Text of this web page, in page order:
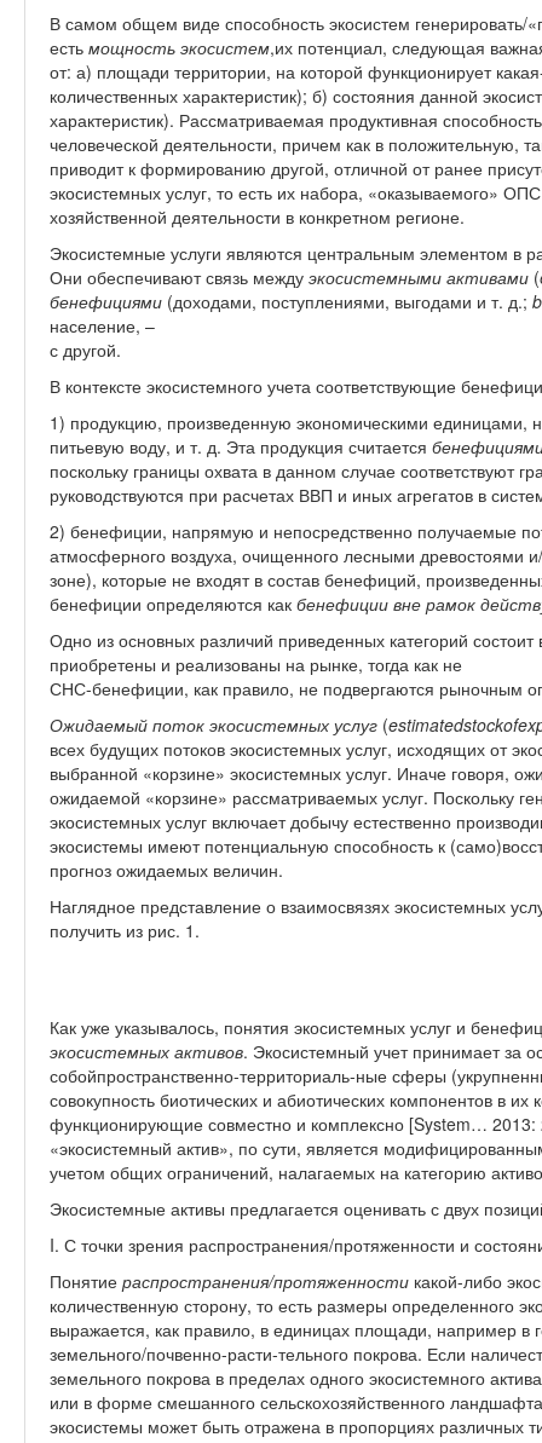
В самом общем виде способность экосистем генерировать/
есть мощность экосистем,их потенциал, следующая
от: а) площади территории, на которой функционирует
количественных характеристик); б) состояния данной
характеристик). Рассматриваемая продуктивная
человеческой деятельности, причем как в положительную,
приводит к формированию другой, отличной от ранее
экосистемных услуг, то есть их набора, «оказываемого»
хозяйственной деятельности в конкретном регионе.
Экосистемные услуги являются центральным элементом в
Они обеспечивают связь между экосистемными активами (
бенефициями (доходами, поступлениями, выгодами и т. д.;
население, –
с другой.
В контексте экосистемного учета соответствующие
1) продукцию, произведенную экономическими единицами,
питьевую воду, и т. д. Эта продукция считается
поскольку границы охвата в данном случае соответствуют
руководствуются при расчетах ВВП и иных агрегатов в
2) бенефиции, напрямую и непосредственно получаемые
атмосферного воздуха, очищенного лесными древостоями
зоне), которые не входят в состав бенефиций,
бенефиции определяются как бенефиции вне рамок
Одно из основных различий приведенных категорий
приобретены и реализованы на рынке, тогда как не
СНС-бенефиции, как правило, не подвергаются рыночным
Ожидаемый поток экосистемных услуг (estimatedstockof
всех будущих потоков экосистемных услуг, исходящих от
выбранной «корзине» экосистемных услуг. Иначе говоря,
ожидаемой «корзине» рассматриваемых услуг. Поскольку
экосистемных услуг включает добычу естественно
экосистемы имеют потенциальную способность к
прогноз ожидаемых величин.
Наглядное представление о взаимосвязях экосистемных
получить из рис. 1.
Как уже указывалось, понятия экосистемных услуг и
экосистемных активов. Экосистемный учет принимает за
собойпространственно-территориаль-ные сферы
совокупность биотических и абиотических компонентов в
функционирующие совместно и комплексно [System… 2013:
«экосистемный актив», по сути, является
учетом общих ограничений, налагаемых на категорию
Экосистемные активы предлагается оценивать с двух
I. С точки зрения распространения/протяженности и
Понятие распространения/протяженности какой-либо
количественную сторону, то есть размеры определенного
выражается, как правило, в единицах площади, например в
земельного/почвенно-расти-тельного покрова. Если
земельного покрова в пределах одного экосистемного
или в форме смешанного сельскохозяйственного
экосистемы может быть отражена в пропорциях различных